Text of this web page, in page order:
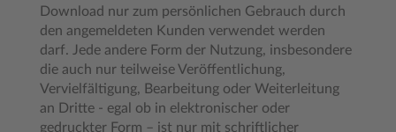
Download nur zum persönlichen Gebrauch durch
den angemeldeten Kunden verwendet werden
darf. Jede andere Form der Nutzung, insbesondere
die auch nur teilweise Veröffentlichung,
Vervielfältigung, Bearbeitung oder Weiterleitung
an Dritte - egal ob in elektronischer oder
gedruckter Form – ist nur mit schriftlicher